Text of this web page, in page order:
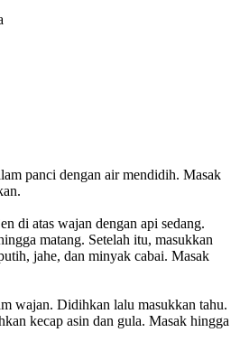
panci dengan air mendidih. Masak
di atas wajan dengan api sedang.
matang. Setelah itu, masukkan
jahe, dan minyak cabai. Masak
wajan. Didihkan lalu masukkan tahu.
kecap asin dan gula. Masak hingga